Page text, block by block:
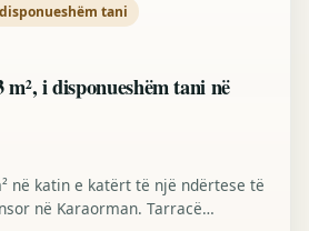
tani
i disponueshëm tani në
në katin e katërt të një ndërtese të
në Karaorman. Tarracë